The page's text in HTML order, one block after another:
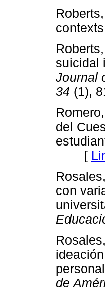
suicidal
Journal
34 (1),
del
[
con
de